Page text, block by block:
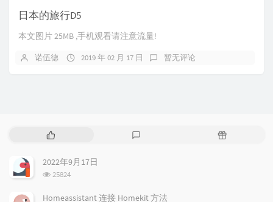
日本的旅行D5
本文图片 25MB ,手机观看请注意流量!
诺伍德 2019 年 02 月 17 日 暂无评论
热
文
章
随
2022年9月17日
浏
次
25824
Homeassistant 连接 Homekit 方法